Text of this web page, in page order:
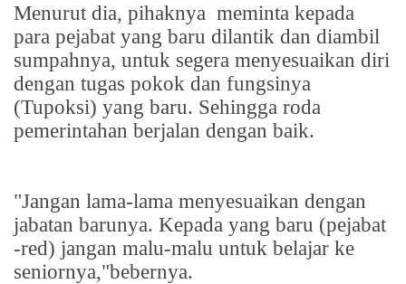
Menurut dia, pihaknya meminta kepada
para pejabat yang baru dilantik dan diambil
sumpahnya, untuk segera menyesuaikan diri
dengan tugas pokok dan fungsinya
(Tupoksi) yang baru. Sehingga roda
pemerintahan berjalan dengan baik.
"Jangan lama-lama menyesuaikan dengan
jabatan barunya. Kepada yang baru (pejabat
-red) jangan malu-malu untuk belajar ke
seniornya,"bebernya.